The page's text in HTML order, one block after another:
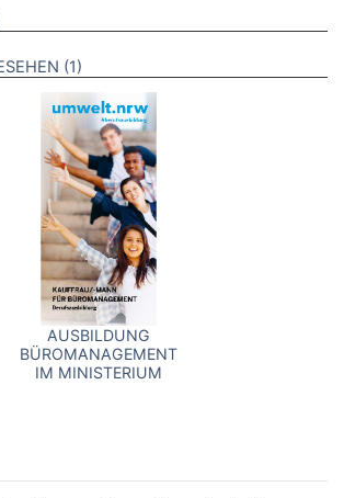
ODER ZULETZT ANGESEHENE
1 BROSCHÜREN
AUSBILDUNG
BÜROMANAGEMENT
IM MINISTERIUM